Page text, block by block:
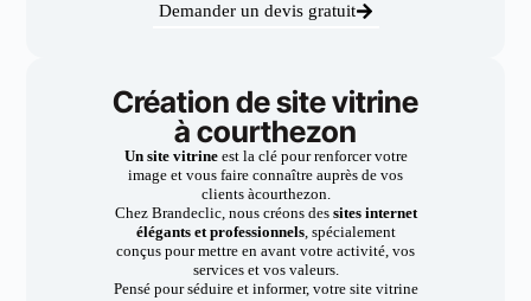
Demander un devis gratuit
Création de site vitrine
à courthezon
Un site vitrineest la clé pour renforcer votre
image et vous faire connaître auprès de vos
clients àcourthezon.
Chez Brandeclic, nous créons dessites internet
élégants et professionnels, spécialement
conçus pour mettre en avant votre activité, vos
services et vos valeurs.
Pensé pour séduire et informer, votre site vitrine